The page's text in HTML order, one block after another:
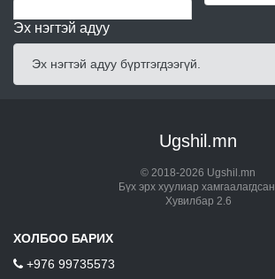
Эх нэгтэй адуу
Эх нэгтэй адуу бүртгэгдээгүй.
Ugshil.mn
© 2018-2026 Ugshil.mn
Бүх эрх хуулиар хамгаалагдсан.
Хувилбар 2.6
ХОЛБОО БАРИХ
+976 99735573